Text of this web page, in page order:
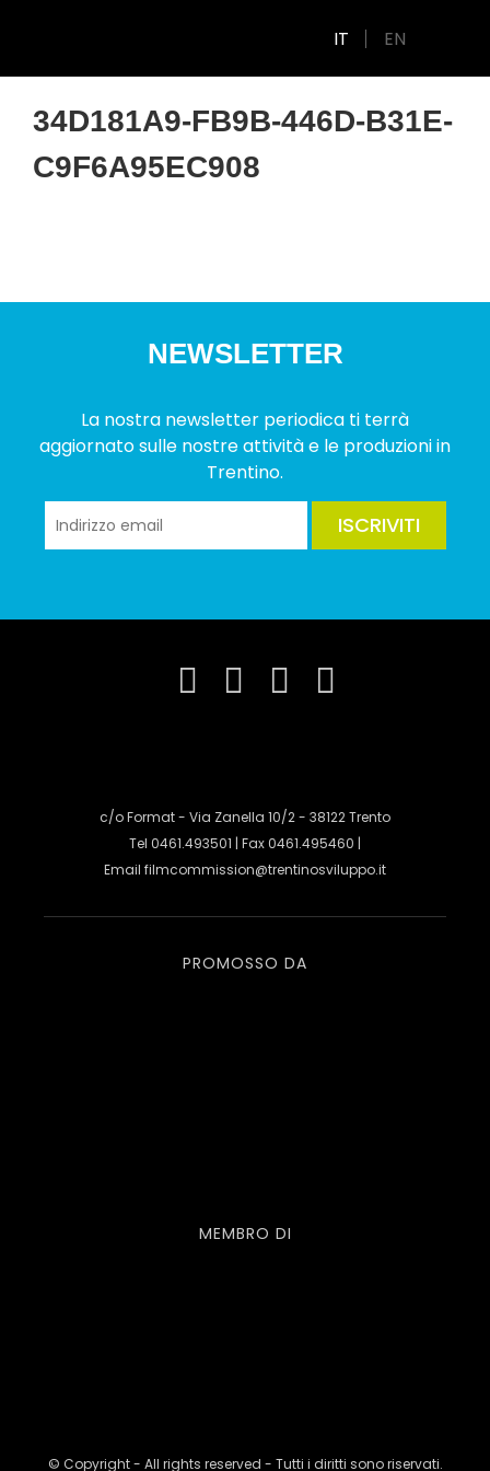
IT EN
34D181A9-FB9B-446D-B31E-
C9F6A95EC908
NEWSLETTER
La nostra newsletter periodica ti terrà
aggiornato sulle nostre attività e le produzioni in
Trentino.
ISCRIVITI
c/o Format - Via Zanella 10/2 - 38122 Trento
Tel 0461.493501 | Fax 0461.495460 |
Email filmcommission@trentinosviluppo.it
PROMOSSO DA
MEMBRO DI
© Copyright - All rights reserved - Tutti i diritti sono riservati.